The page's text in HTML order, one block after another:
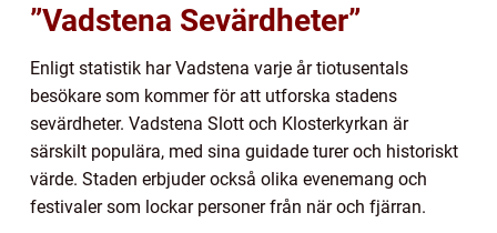
”Vadstena Sevärdheter”
Enligt statistik har Vadstena varje år tiotusentals
besökare som kommer för att utforska stadens
sevärdheter. Vadstena Slott och Klosterkyrkan är
särskilt populära, med sina guidade turer och historiskt
värde. Staden erbjuder också olika evenemang och
festivaler som lockar personer från när och fjärran.